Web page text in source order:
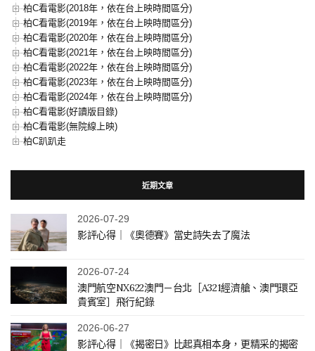
柏C看電影(2018年，依在台上映時間區分)
柏C看電影(2019年，依在台上映時間區分)
柏C看電影(2020年，依在台上映時間區分)
柏C看電影(2021年，依在台上映時間區分)
柏C看電影(2022年，依在台上映時間區分)
柏C看電影(2023年，依在台上映時間區分)
柏C看電影(2024年，依在台上映時間區分)
柏C看電影(好讀版目錄)
柏C看電影(無院線上映)
柏C趴趴走
近期文章
2026-07-29
影評心得｜《奧德賽》當史詩失去了魔法
2026-07-24
澳門航空NX622澳門－台北［A321經濟艙、澳門環亞
貴賓室］飛行紀錄
2026-06-27
影評心得｜《揭密日》比起真相本身，更精采的揭密